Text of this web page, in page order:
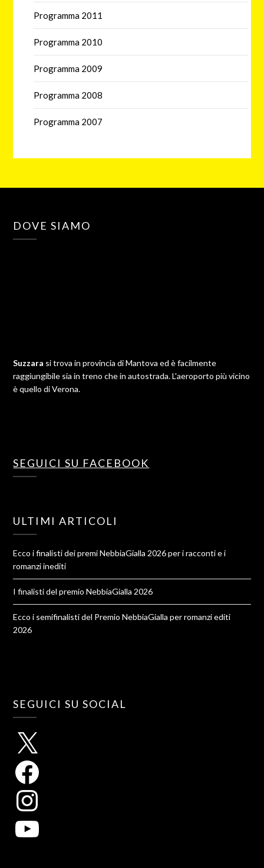
Programma 2011
Programma 2010
Programma 2009
Programma 2008
Programma 2007
DOVE SIAMO
Suzzara si trova in provincia di Mantova ed è facilmente
raggiungibile sia in treno che in autostrada. L'aeroporto più vicino
è quello di Verona.
SEGUICI SU FACEBOOK
ULTIMI ARTICOLI
Ecco i finalisti dei premi NebbiaGialla 2026 per i racconti e i
romanzi inediti
I finalisti del premio NebbiaGialla 2026
Ecco i semifinalisti del Premio NebbiaGialla per romanzi editi
2026
SEGUICI SU SOCIAL